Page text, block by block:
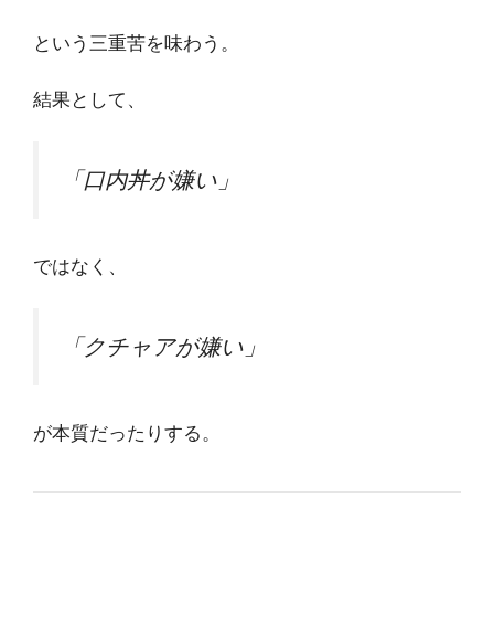
という三重苦を味わう。
結果として、
「口内丼が嫌い」
ではなく、
「クチャアが嫌い」
が本質だったりする。